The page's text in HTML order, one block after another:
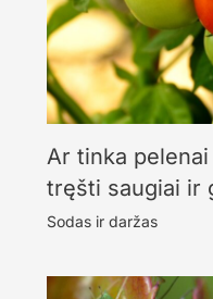
Ar tinka
tręšti saugiai ir
Sodas ir daržas